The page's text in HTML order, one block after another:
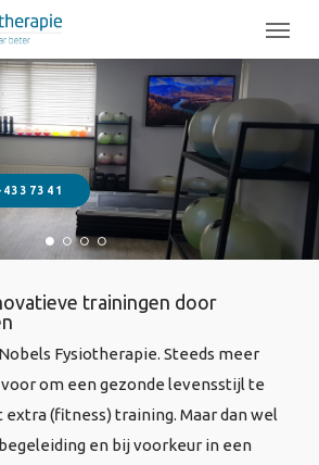
Menu
trainingen door
Fysiotherapie. Steeds meer
om een gezonde levensstijl te
(fitness) training. Maar dan wel
en bij voorkeur in een